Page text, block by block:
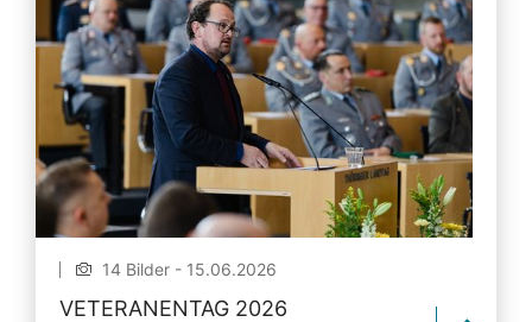
14 Bilder - 15.06.2026
VETERANENTAG 2026